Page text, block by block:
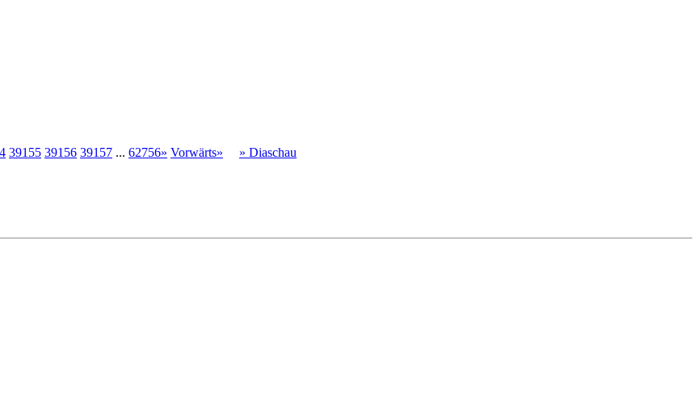
39155 39156 39157 ... 62756» Vorwärts» » Diaschau